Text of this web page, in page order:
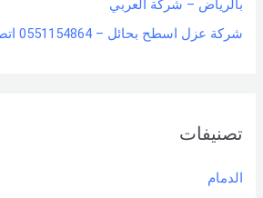
بالرياض – شركة العربي
شركة عزل اسطح بحائل – 0551154864 اتصل بنا – شركة العربي
تصنيفات
الدمام